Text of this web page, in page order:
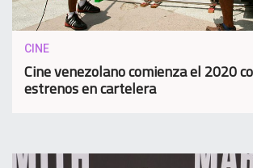
CINE
Cine venezolano comienza el 2020
estrenos en cartelera